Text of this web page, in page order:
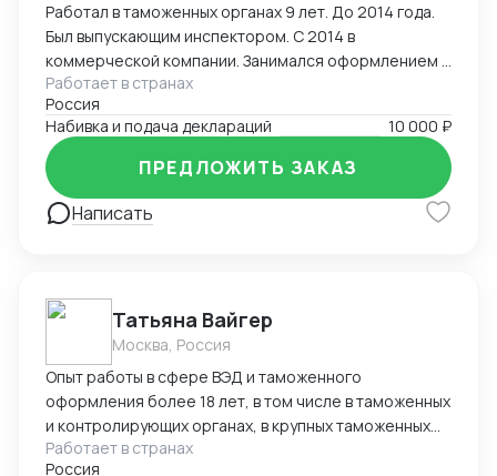
Работал в таможенных органах 9 лет. До 2014 года.
Был выпускающим инспектором. С 2014 в
коммерческой компании. Занимался оформлением и
выпуском деклараций. Досмотры, оформление
разрешительных документов, корректировки ДТ
после выпуска товара, КТС. Широкий перечень
оформляемых грузов- редкоземельные материалы,
оборудование, химия, части БПЛА.
Работает в странах
Россия
Набивка и подача деклараций
10 000 ₽
Написать
ПРЕДЛОЖИТЬ ЗАКАЗ
Татьяна Вайгер
Москва, Россия
Опыт работы в сфере ВЭД и таможенного
оформления более 18 лет, в том числе в таможенных
и контролирующих органах, в крупных таможенных
представителях. Сопровождение полного цикла
Работает в странах
Россия